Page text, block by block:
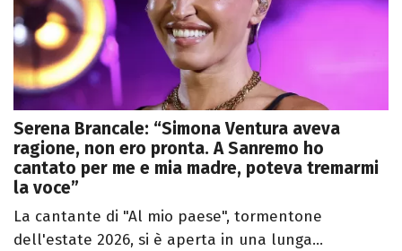
Serena Brancale: “Simona Ventura aveva
ragione, non ero pronta. A Sanremo ho
cantato per me e mia madre, poteva tremarmi
la voce”
La cantante di "Al mio paese", tormentone
dell'estate 2026, si è aperta in una lunga...